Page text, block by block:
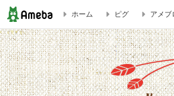
J’s Garden
ホーム ピグ アメブ